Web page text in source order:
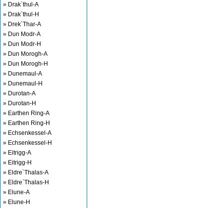
» Drak`thul-A
» Drak`thul-H
» Drek`Thar-A
» Dun Modr-A
» Dun Modr-H
» Dun Morogh-A
» Dun Morogh-H
» Dunemaul-A
» Dunemaul-H
» Durotan-A
» Durotan-H
» Earthen Ring-A
» Earthen Ring-H
» Echsenkessel-A
» Echsenkessel-H
» Eitrigg-A
» Eitrigg-H
» Eldre`Thalas-A
» Eldre`Thalas-H
» Elune-A
» Elune-H